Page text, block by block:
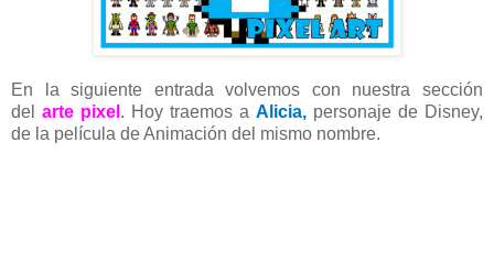
En la siguiente entrada volvemos con nuestra sección
del arte pixel . Hoy traemos a Alicia, personaje de Disney,
de la película de Animación del mismo nombre.